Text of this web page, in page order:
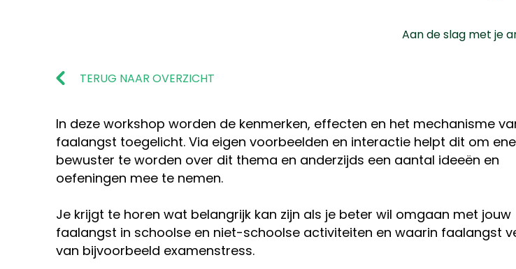
Aan de slag met je
TERUG NAAR OVERZICHT
In deze workshop worden de kenmerken, effecten en het mechanisme
faalangst toegelicht. Via eigen voorbeelden en interactie helpt dit om
bewuster te worden over dit thema en anderzijds een aantal ideeën en
oefeningen mee te nemen.
Je krijgt te horen wat belangrijk kan zijn als je beter wil omgaan met jouw
faalangst in schoolse en niet-schoolse activiteiten en waarin faalangst
van bijvoorbeeld examenstress.